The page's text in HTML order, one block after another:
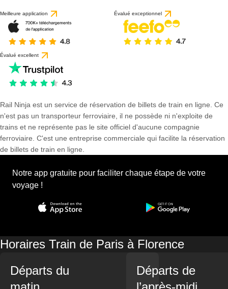
Meilleure application Évalué exceptionnel
Évalué excellent
Rail Ninja est un service de réservation de billets de train en ligne. Ce
n'est pas un transporteur ferroviaire, il ne possède ni n'exploite de
trains et ne représente pas le site officiel d'aucune compagnie
ferroviaire. C'est une entreprise commerciale qui facilite la réservation
de billets de train en ligne.
Notre app gratuite pour faciliter chaque étape de votre
voyage !
Horaires Train de Paris à Florence
Départs du
Départs de